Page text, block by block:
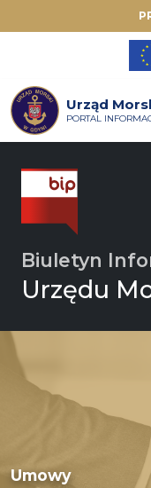
Urząd
PORTAL
Biuletyn
Urzędu
Umowy